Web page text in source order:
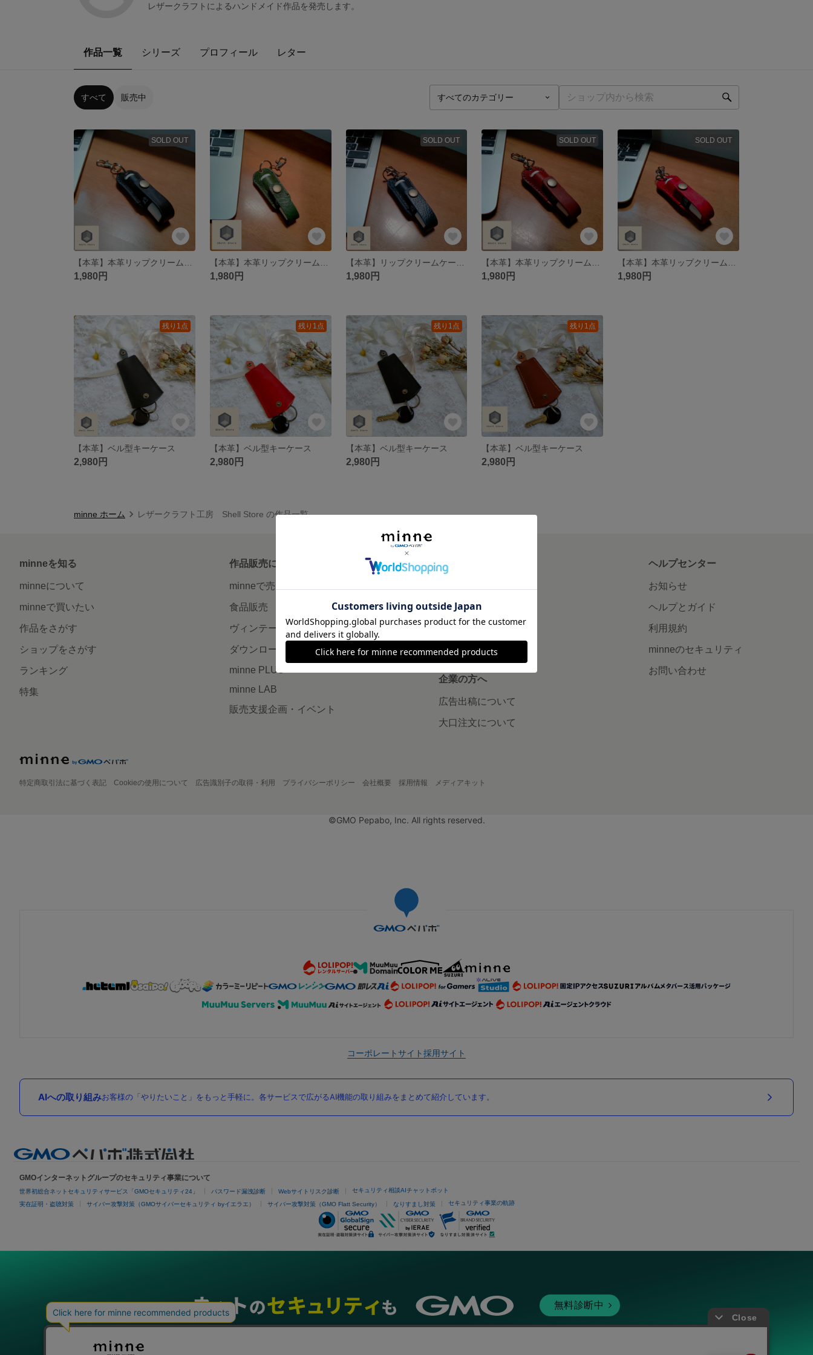
レザークラフトによるハンドメイド作品を発売します。
作品一覧 シリーズ プロフィール レター
すべて 販売中
SOLD OUT
1,980円 1,980円
SOLD OUT
1,980円
SOLD OUT
1,980円
SOLD OUT
1,980円
残り1点
【本革】ベル型キーケース
2,980円
残り1点
【本革】ベル型キーケース
2,980円
残り1点
【本革】ベル型キーケース
2,980円
残り1点
【本革】ベル型キーケース
2,980円
minne ホーム レザークラフト工房 Shell Store の作品一覧
minneを知る
minneについて
minneで買いたい
作品をさがす
ショップをさがす
ランキング
特集
作品販売について
minneで売りたい
食品販売
ヴィンテージ販売
ダウンロード販売
minne PLUS
minne LAB
販売支援企画・イベント
読みもの
minne学習帖
ニュース
minneの本
企業の方へ
広告出稿について
大口注文について
ヘルプセンター
お知らせ
ヘルプとガイド
利用規約
minneのセキュリティ
お問い合わせ
特定商取引法に基づく表記 Cookieの使用について 広告識別子の取得・利用 プライバシーポリシー 会社概要 採用情報 メディアキット
©GMO Pepabo, Inc. All rights reserved.
コーポレートサイト採用サイト
AIへの取り組みお客様の「やりたいこと」をもっと手軽に。各サービスで広がるAI機能の取り組みをまとめて紹介しています。
GMOインターネットグループのセキュリティ事業について
世界初総合ネットセキュリティサービス「GMOセキュリティ24」 パスワード漏洩診断 Webサイトリスク診断 セキュリティ相談AIチャットボット
実在証明・盗聴対策 サイバー攻撃対策（GMOサイバーセキュリティ byイエラエ） サイバー攻撃対策（GMO Flatt Security） なりすまし対策 セキュリティ事業の軌跡
無料診断中